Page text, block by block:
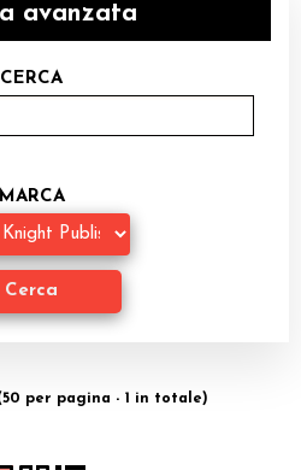
avanzata
CERCA
MARCA
per pagina - 1 in totale)